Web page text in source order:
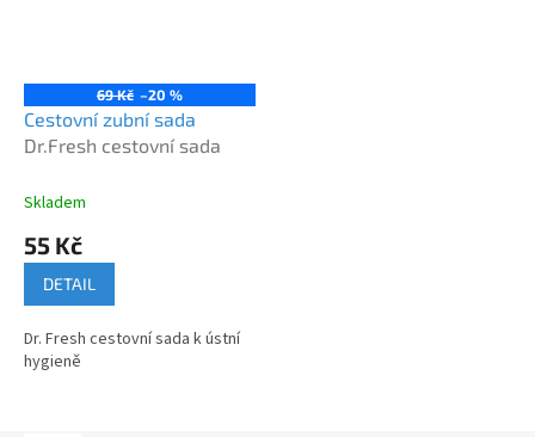
69 Kč –20 %
Cestovní zubní sada
Dr.Fresh cestovní sada
Skladem
55 Kč
DETAIL
Dr. Fresh cestovní sada k ústní
hygieně